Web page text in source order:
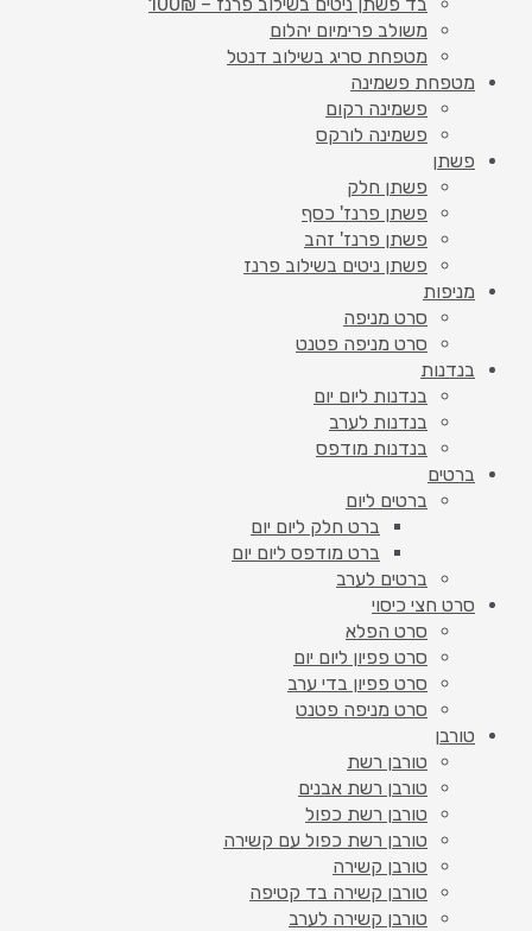
משולב פרימיום יהלום
מטפחת סריג בשילוב דנטל
מטפחת פשמינה
פשמינה רקום
פשמינה לורקס
פשתן
פשתן חלק
פשתן פרנז' כסף
פשתן פרנז' זהב
פשתן ניטים בשילוב פרנז
מניפות
סרט מניפה
סרט מניפה פטנט
בנדנות
בנדנות ליום יום
בנדנות לערב
בנדנות מודפס
ברטים
ברטים ליום
ברט חלק ליום יום
ברט מודפס ליום יום
ברטים לערב
סרט חצי כיסוי
סרט הפלא
סרט פפיון ליום יום
סרט פפיון בדי ערב
סרט מניפה פטנט
טורבן
טורבן רשת
טורבן רשת אבנים
טורבן רשת כפול
טורבן רשת כפול עם קשירה
טורבן קשירה
טורבן קשירה בד קטיפה
טורבן קשירה לערב